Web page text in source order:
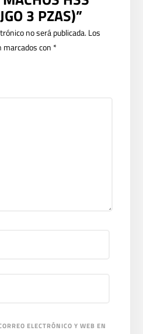
3 PZAS)”
no será publicada.Los
con *
ELECTRÓNICO Y WEB EN